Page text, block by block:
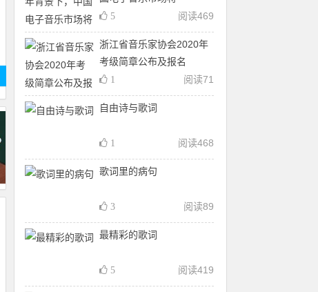
阅读469
5
浙江省音乐家协会2020年
考级简章公布及报名
阅读71
1
自由诗与歌词
阅读468
1
歌词里的病句
阅读89
3
最精彩的歌词
阅读419
5